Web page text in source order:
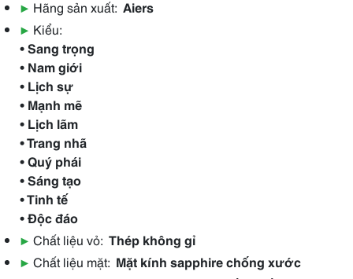
▶ Hãng sản xuất: Aiers
▶ Kiểu:
• Sang trọng
• Nam giới
• Lịch sự
• Mạnh mẽ
• Lịch lãm
• Trang nhã
• Quý phái
• Sáng tạo
• Tinh tế
• Độc đáo
▶ Chất liệu vỏ: Thép không gỉ
▶ Chất liệu mặt: Mặt kính sapphire chống xước